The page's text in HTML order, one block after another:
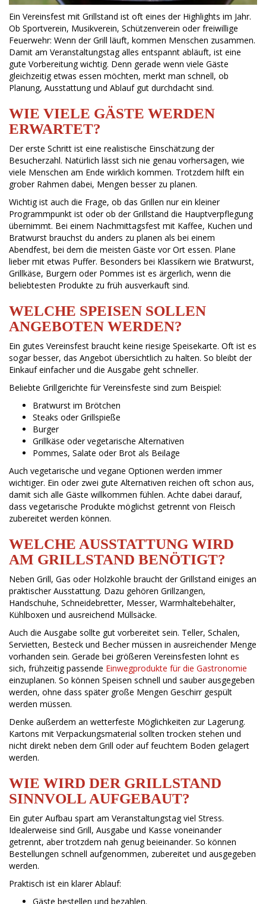
Ein Vereinsfest mit Grillstand ist oft eines der Highlights im Jahr.
Ob Sportverein, Musikverein, Schützenverein oder freiwillige
Feuerwehr: Wenn der Grill läuft, kommen Menschen zusammen.
Damit am Veranstaltungstag alles entspannt abläuft, ist eine
gute Vorbereitung wichtig. Denn gerade wenn viele Gäste
gleichzeitig etwas essen möchten, merkt man schnell, ob
Planung, Ausstattung und Ablauf gut durchdacht sind.
WIE VIELE GÄSTE WERDEN
ERWARTET?
Der erste Schritt ist eine realistische Einschätzung der
Besucherzahl. Natürlich lässt sich nie genau vorhersagen, wie
viele Menschen am Ende wirklich kommen. Trotzdem hilft ein
grober Rahmen dabei, Mengen besser zu planen.
Wichtig ist auch die Frage, ob das Grillen nur ein kleiner
Programmpunkt ist oder ob der Grillstand die Hauptverpflegung
übernimmt. Bei einem Nachmittagsfest mit Kaffee, Kuchen und
Bratwurst brauchst du anders zu planen als bei einem
Abendfest, bei dem die meisten Gäste vor Ort essen. Plane
lieber mit etwas Puffer. Besonders bei Klassikern wie Bratwurst,
Grillkäse, Burgern oder Pommes ist es ärgerlich, wenn die
beliebtesten Produkte zu früh ausverkauft sind.
WELCHE SPEISEN SOLLEN
ANGEBOTEN WERDEN?
Ein gutes Vereinsfest braucht keine riesige Speisekarte. Oft ist es
sogar besser, das Angebot übersichtlich zu halten. So bleibt der
Einkauf einfacher und die Ausgabe geht schneller.
Beliebte Grillgerichte für Vereinsfeste sind zum Beispiel:
Bratwurst im Brötchen
Steaks oder Grillspieße
Burger
Grillkäse oder vegetarische Alternativen
Pommes, Salate oder Brot als Beilage
Auch vegetarische und vegane Optionen werden immer
wichtiger. Ein oder zwei gute Alternativen reichen oft schon aus,
damit sich alle Gäste willkommen fühlen. Achte dabei darauf,
dass vegetarische Produkte möglichst getrennt von Fleisch
zubereitet werden können.
WELCHE AUSSTATTUNG WIRD
AM GRILLSTAND BENÖTIGT?
Neben Grill, Gas oder Holzkohle braucht der Grillstand einiges an
praktischer Ausstattung. Dazu gehören Grillzangen,
Handschuhe, Schneidebretter, Messer, Warmhaltebehälter,
Kühlboxen und ausreichend Müllsäcke.
Auch die Ausgabe sollte gut vorbereitet sein. Teller, Schalen,
Servietten, Besteck und Becher müssen in ausreichender Menge
vorhanden sein. Gerade bei größeren Vereinsfesten lohnt es
sich, frühzeitig passende Einwegprodukte für die Gastronomie
einzuplanen. So können Speisen schnell und sauber ausgegeben
werden, ohne dass später große Mengen Geschirr gespült
werden müssen.
Denke außerdem an wetterfeste Möglichkeiten zur Lagerung.
Kartons mit Verpackungsmaterial sollten trocken stehen und
nicht direkt neben dem Grill oder auf feuchtem Boden gelagert
werden.
WIE WIRD DER GRILLSTAND
SINNVOLL AUFGEBAUT?
Ein guter Aufbau spart am Veranstaltungstag viel Stress.
Idealerweise sind Grill, Ausgabe und Kasse voneinander
getrennt, aber trotzdem nah genug beieinander. So können
Bestellungen schnell aufgenommen, zubereitet und ausgegeben
werden.
Praktisch ist ein klarer Ablauf:
Gäste bestellen und bezahlen.